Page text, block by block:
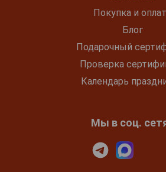
Покупка и
Блог
Подарочный
Проверка
Календарь
Мы в соц.